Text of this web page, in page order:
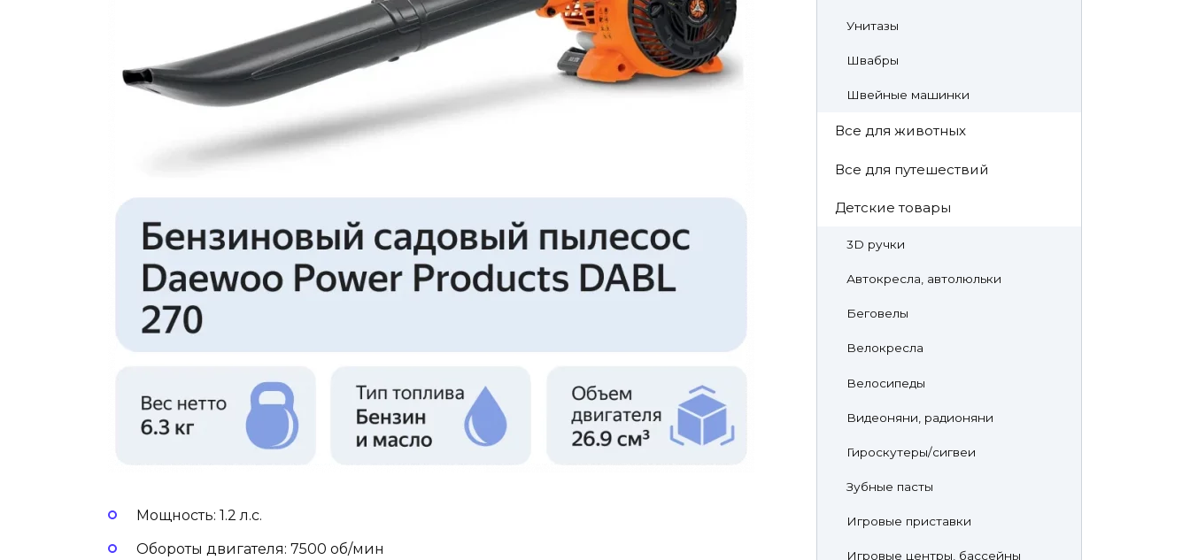
Мощность: 1.2 л.с.
Обороты двигателя: 7500 об/мин
Унитазы
Швабры
Швейные машинки
Все для животных
Все для путешествий
Детские товары
3D ручки
Автокресла, автолюльки
Беговелы
Велокресла
Велосипеды
Видеоняни, радионяни
Гироскутеры/сигвеи
Зубные пасты
Игровые приставки
Игровые центры, бассейны